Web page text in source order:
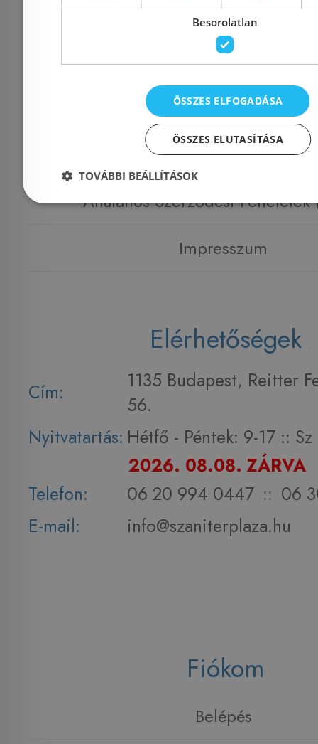
Házhozszállítás (1900 Ft-
Fizetés
Kapcsolat
Adatvédelmi tájékoztató
Általános Szerződési Feltételek
Impresszum
Elérhetőségek
Cím:
1135 Budapest, Reitter
56.
Nyitvatartás: Hétfő - Péntek: 9-17 :: Sz
2026. 08.08. ZÁRVA
Telefon:
06 20 994 0447 :: 06
E-mail:
info@szaniterplaza.hu
Fiókom
Belépés
Besorolatlan
ÖSSZES ELFOGADÁSA
ÖSSZES ELUTASÍTÁSA
TOVÁBBI BEÁLLÍTÁSOK